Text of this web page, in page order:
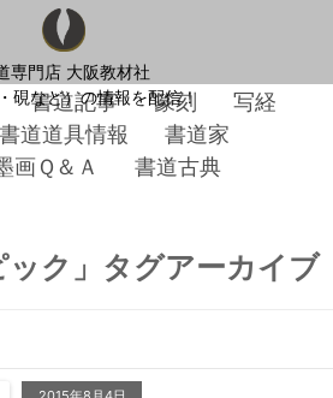
専門店 大阪教材社
硯など）の情報を配信！
書道記事 篆刻
写経
書道道具情報
書道家
画Ｑ＆Ａ
書道古典
ク 」タグアーカイブ